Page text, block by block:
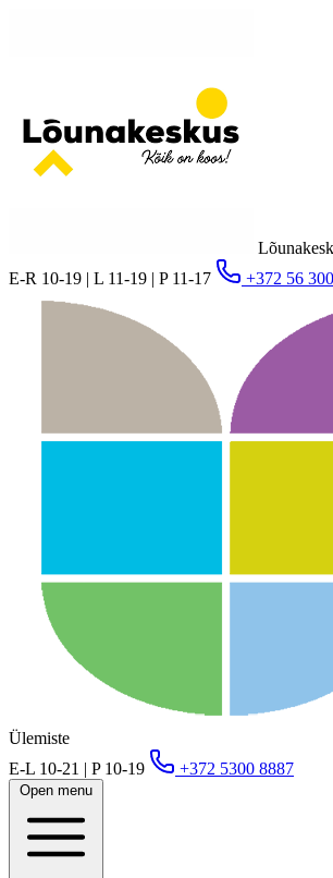
E-R 10-19 | L 11-19 | P 11-17
+372 56
Ülemiste
E-L 10-21 | P 10-19
+372 5300 8887
Open menu